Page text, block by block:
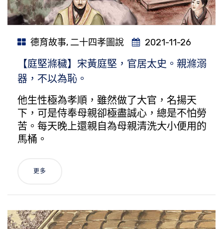
德育故事, 二十四孝圖說 2021-11-26
【庭堅滌穢】宋黃庭堅，官居太史。親滌溺
器，不以為恥。
他生性極為孝順，雖然做了大官，名揚天
下，可是侍奉母親卻極盡誠心，總是不怕勞
苦。每天晚上還親自為母親清洗大小便用的
馬桶。
更多